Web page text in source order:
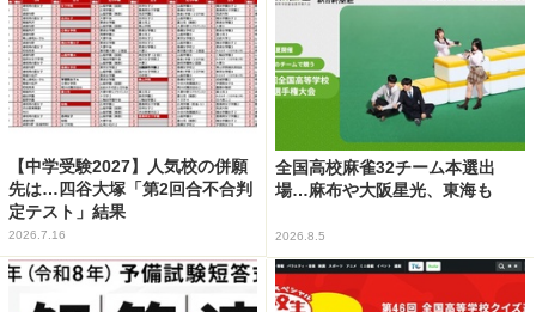
【中学受験2027】人気校の併願
先は…四谷大塚「第2回合不合判
定テスト」結果
2026.7.16
全国高校麻雀32チーム本選出
場…麻布や大阪星光、東海も
2026.8.5